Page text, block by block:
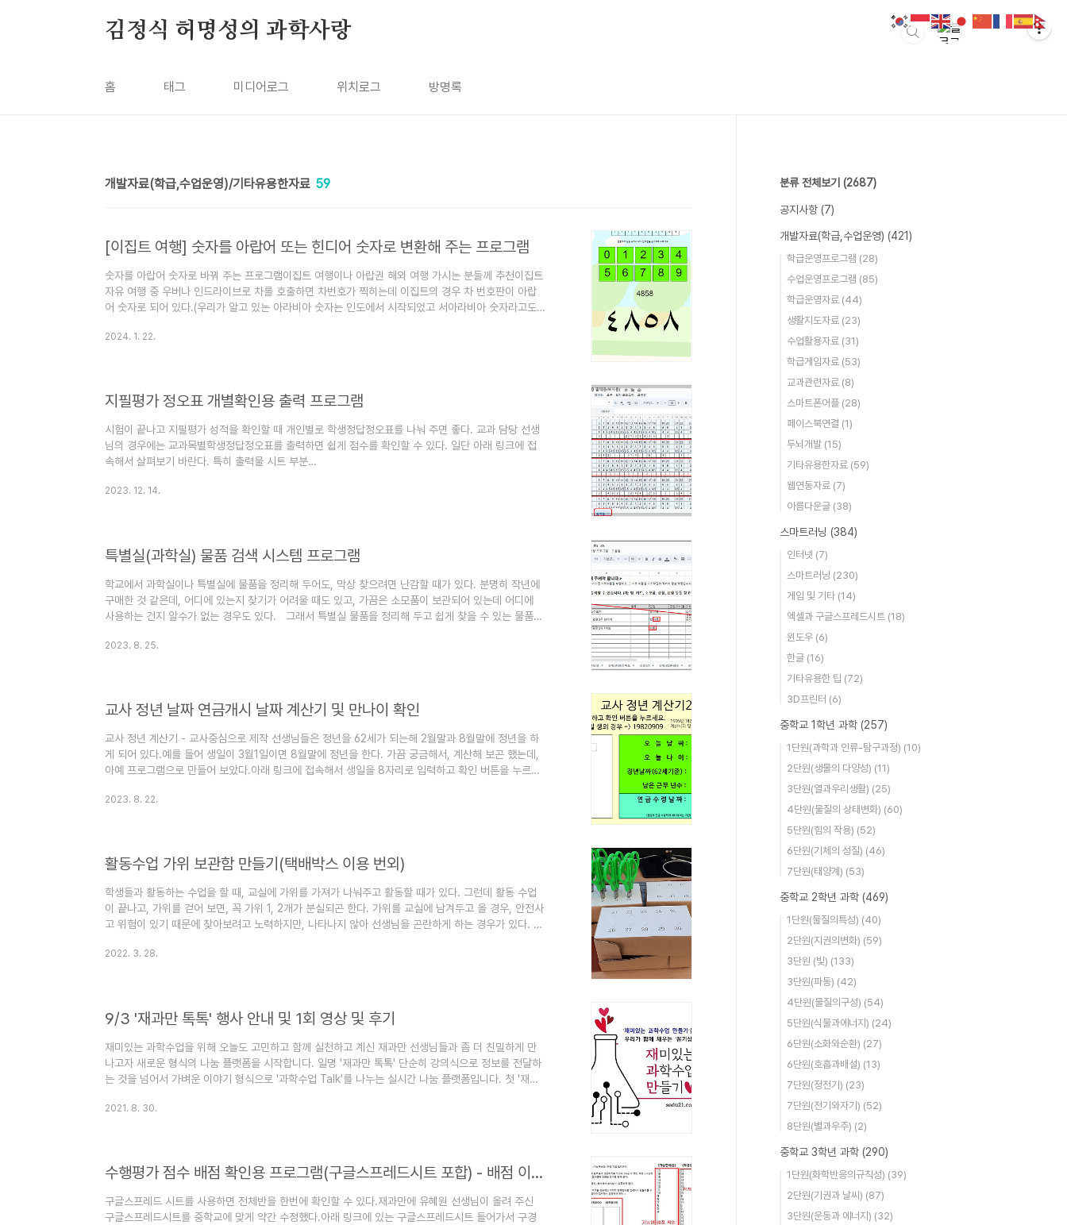
김정식 허명성의 과학사랑
홈 태그 미디어로그 위치로그 방명록
개발자료(학급,수업운영)/기타유용한자료 59
[이집트 여행] 숫자를 아랍어 또는 힌디어 숫자로 변환해 주는 프로그램
숫자를 아랍어 숫자로 바꿔 주는 프로그램이집트 여행이나 아랍권 해외 여행 가시는 분들께 추천이집트
자유 여행 중 우버나 인드라이브로 차를 호출하면 차번호가 찍히는데 이집트의 경우 차 번호판이 아랍
어 숫자로 되어 있다.(우리가 알고 있는 아라비아 숫자는 인도에서 시작되었고 서아라비아 숫자라고도
시를 호출했을 때 맞는 택시가 왔는지 다시 더듬 더듬 확인해야 했다. 그래서 여행에서 돌아오자 마자
2024. 1. 22.
지필평가 정오표 개별확인용 출력 프로그램
시험이 끝나고 지필평가 성적을 확인할 때 개인별로 학생정답정오표를 나눠 주면 좋다. 교과 담당 선생
님의 경우에는 교과목별학생정답정오표를 출력하면 쉽게 점수를 확인할 수 있다. 일단 아래 링크에 접
속해서 살펴보기 바란다. 특히 출력물 시트 부분
https://docs.google.com/spreadsheets/d/10UjZU9FWABjzJTxZ8RQcyqy8liDLzD_ZGHIJGennE1I/edit
나이스에서 교과목별학생정답정오표를 출력해서 개인별로 잘라주면 되지만, 개인별로 잘라 주었을 때
2023. 12. 14.
특별실(과학실) 물품 검색 시스템 프로그램
학교에서 과학실이나 특별실에 물품을 정리해 두어도, 막상 찾으려면 난감할 때가 있다. 분명히 작년에
구매한 것 같은데, 어디에 있는지 찾기가 어려울 때도 있고, 가끔은 소모품이 보관되어 있는데 어디에
사용하는 건지 알수가 없는 경우도 있다. 그래서 특별실 물품을 정리해 두고 쉽게 찾을 수 있는 물품검
신이 맡은 실을 직접 입력하면 된다. 과학실이 4개가 있어도 과학선생님 4분이 함께 하면 금방 입력할
2023. 8. 25.
교사 정년 날짜 연금개시 날짜 계산기 및 만나이 확인
교사 정년 계산기 - 교사중심으로 제작 선생님들은 정년을 62세가 되는해 2월말과 8월말에 정년을 하
게 되어 있다.예를 들어 생일이 3월1일이면 8월말에 정년을 한다. 가끔 궁금해서, 계산해 보곤 했는데,
아예 프로그램으로 만들어 보았다.아래 링크에 접속해서 생일을 8자리로 입력하고 확인 버튼을 누르면
다.https://sciencej.cafe24.com/html5/pension/pension.html pension
2023. 8. 22.
활동수업 가위 보관함 만들기(택배박스 이용 번외)
학생들과 활동하는 수업을 할 때, 교실에 가위를 가져가 나눠주고 활동할 때가 있다. 그런데 활동 수업
이 끝나고, 가위를 걷어 보면, 꼭 가위 1, 2개가 분실되곤 한다. 가위를 교실에 남겨두고 올 경우, 안전사
고 위험이 있기 때문에 찾아보려고 노력하지만, 나타나지 않아 선생님을 곤란하게 하는 경우가 있다. 그
지만, 학생들이 각자 나와서 가져가거나 제자리 돌려 놓을 때 혼잡스러울 때가 있어서, 10개씩 보관하는
2022. 3. 28.
9/3 '재과만 톡톡' 행사 안내 및 1회 영상 및 후기
재미있는 과학수업을 위해 오늘도 고민하고 함께 실천하고 계신 재과만 선생님들과 좀 더 친밀하게 만
나고자 새로운 형식의 나눔 플랫폼을 시작합니다. 일명 '재과만 톡톡' 단순히 강의식으로 정보를 전달하
는 것을 넘어서 가벼운 이야기 형식으로 '과학수업 Talk'를 나누는 실시간 나눔 플랫폼입니다. 첫 '재과
행됨) 2. 장소 : ZOOM 3. 주제 : '빛' 단원 수업 어떻게 할까? 4. 초대 손님 : 김정식 수석선생님 5. 톡
2021. 8. 30.
수행평가 점수 배점 확인용 프로그램(구글스프레드시트 포합) - 배점 이상여부 확인
구글스프레드 시트를 사용하면 전체반을 한번에 확인할 수 있다.재과만에 유혜원 선생님이 올려 주신
구글스프레드시트를 중학교에 맞게 약간 수정했다.아래 링크에 있는 구글스프레드시트 들어가서 구경
분류 전체보기 (2687)
공지사항 (7)
개발자료(학급,수업운영) (421)
학급운영프로그램 (28)
수업운영프로그램 (85)
학급운영자료 (44)
생활지도자료 (23)
수업활용자료 (31)
학급게임자료 (53)
교과관련자료 (8)
스마트폰어플 (28)
페이스북연결 (1)
두뇌개발 (15)
기타유용한자료 (59)
웹연동자료 (7)
아름다운글 (38)
스마트러닝 (384)
인터넷 (7)
스마트러닝 (230)
게임 및 기타 (14)
엑셀과 구글스프레드시트 (18)
윈도우 (6)
한글 (16)
기타유용한 팁 (72)
3D프린터 (6)
중학교 1학년 과학 (257)
1단원(과학과 인류-탐구과정) (10)
2단원(생물의 다양성) (11)
3단원(열과우리생활) (25)
4단원(물질의 상태변화) (60)
5단원(힘의 작용) (52)
6단원(기체의 성질) (46)
7단원(태양계) (53)
중학교 2학년 과학 (469)
1단원(물질의특성) (40)
2단원(지권의변화) (59)
3단원 (빛) (133)
3단원(파동) (42)
4단원(물질의구성) (54)
5단원(식물과에너지) (24)
6단원(소화와순환) (27)
6단원(호흡과배설) (13)
7단원(정전기) (23)
7단원(전기와자기) (52)
8단원(별과우주) (2)
중학교 3학년 과학 (290)
1단원(화학반응의규칙성) (39)
2단원(기권과 날씨) (87)
3단원(운동과 에너지) (32)